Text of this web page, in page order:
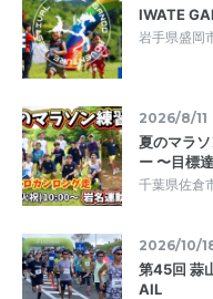
IWATE
岩手県盛岡
2026/8/11
夏のマラ
ー 〜目標
千葉県佐倉
2026/10/
第45回 蒜
AIL